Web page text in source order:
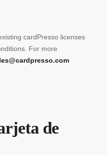
cardPresso licenses
For more
de